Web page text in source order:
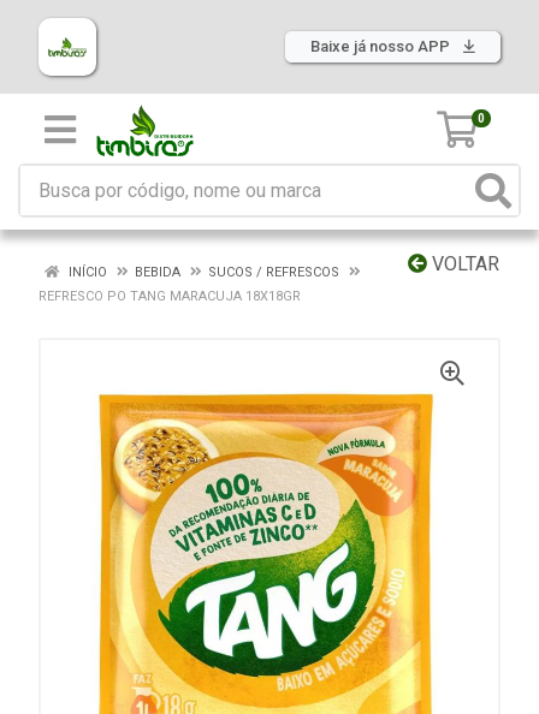
Baixe já nosso APP
0
VOLTAR
INÍCIO BEBIDA
SUCOS / REFRESCOS
REFRESCO PO TANG MARACUJA 18X18GR